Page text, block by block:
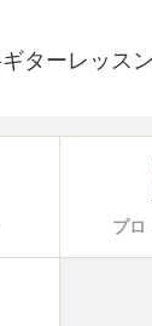
ギターレッス
プロ